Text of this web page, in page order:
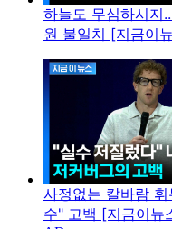
하늘도 무심하시지
원 불일치 [지금이
사정없는 칼바람
수" 고백 [지금이뉴